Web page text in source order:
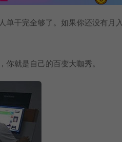
单干完全够了。如果你还没有月入
就是自己的百变大咖秀。